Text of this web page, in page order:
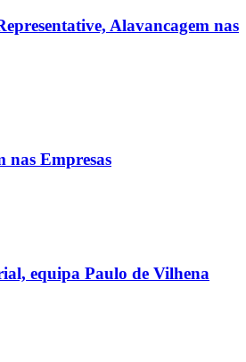
Alavancagem nas
nas Empresas
equipa Paulo de Vilhena